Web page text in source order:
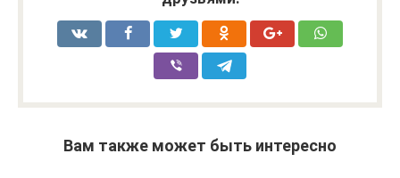
Вам также может быть интересно